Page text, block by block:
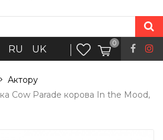
RU UK
0
Актору
Cow Parade корова In the Mood,